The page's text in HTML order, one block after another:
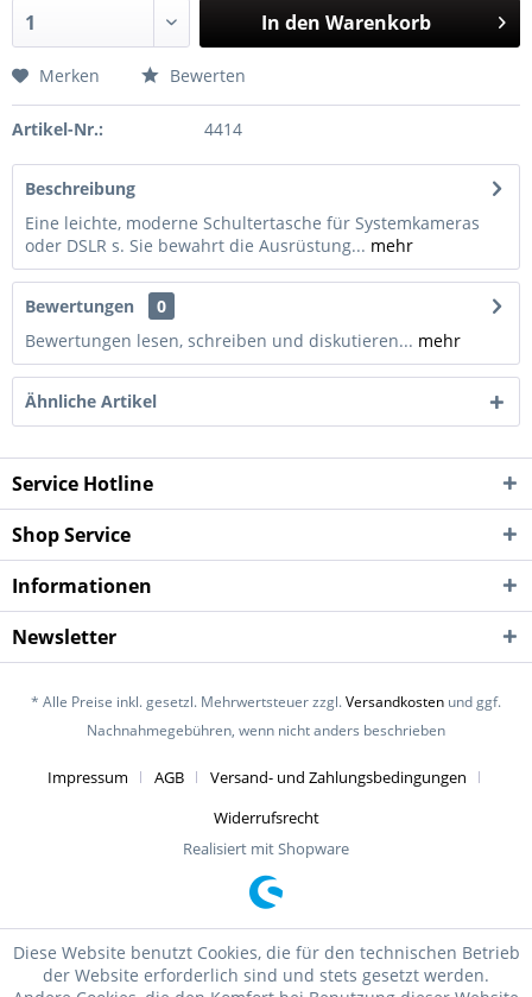
In den Warenkorb
Merken Bewerten
Artikel-Nr.: 4414
Beschreibung
Eine leichte, moderne Schultertasche für Systemkameras
oder DSLR s. Sie bewahrt die Ausrüstung... mehr
Bewertungen
0
Bewertungen lesen, schreiben und diskutieren... mehr
Ähnliche Artikel
Service Hotline
Shop Service
Informationen
Newsletter
* Alle Preise inkl. gesetzl. Mehrwertsteuer zzgl.Versandkosten und ggf.
Nachnahmegebühren, wenn nicht anders beschrieben
Impressum AGB
Versand- und Zahlungsbedingungen
Widerrufsrecht
Realisiert mit Shopware
Diese Website benutzt Cookies, die für den technischen Betrieb
der Website erforderlich sind und stets gesetzt werden.